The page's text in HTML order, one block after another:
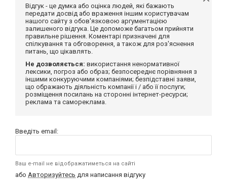
Відгук - це думка або оцінка людей, які бажають
передати досвід або враження іншим користувачам
нашого сайту з обов'язковою аргументацією
залишеного відгука. Це допоможе багатьом прийняти
правильне рішення. Коментарі призначені для
спілкування та обговорення, а також для роз'яснення
питань, що цікавлять.
Не дозволяється: використання ненормативної
лексики, погроз або образ; безпосереднє порівняння з
іншими конкуруючими компаніями; безпідставні заяви,
що ображають діяльність компанії і / або її послуги;
розміщення посилань на сторонні інтернет-ресурси;
реклама та самореклама.
Введіть email:
Ваш e-mail не відображатиметься на сайті
або Авторизуйтесь для написання відгуку